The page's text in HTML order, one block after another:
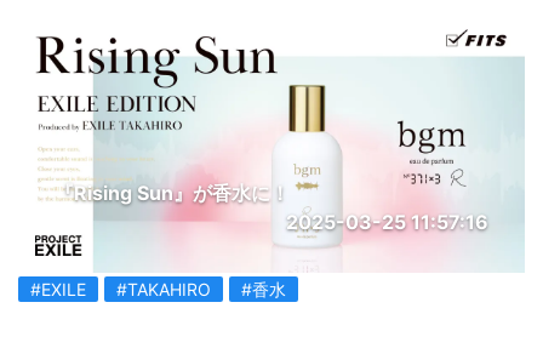
『Rising Sun』が香水に！
2025-03-25 11:57:16
#EXILE #TAKAHIRO #香水